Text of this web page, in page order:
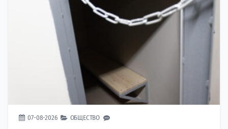
07-08-2026 ОБЩЕСТВО